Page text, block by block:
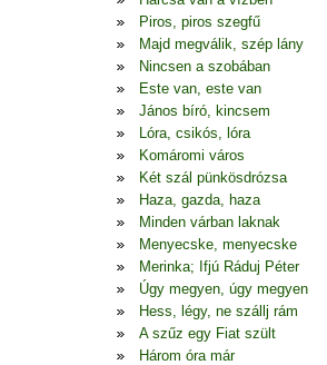
Piros, piros szegfű
Majd megválik, szép lány
Nincsen a szobában
Este van, este van
János bíró, kincsem
Lóra, csikós, lóra
Komáromi város
Két szál pünkösdrózsa
Haza, gazda, haza
Minden várban laknak
Menyecske, menyecske
Merinka; Ifjú Ráduj Péter
Úgy megyen, úgy megyen
Hess, légy, ne szállj rám
A szűz egy Fiat szült
Három óra már